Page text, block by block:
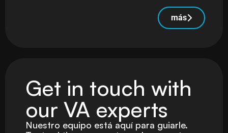
más
Get in touch with
our VA experts
Nuestro equipo está aquí para guiarle.